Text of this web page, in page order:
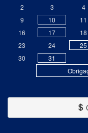
2
3 4
9
10 11
16
17 18
23
24 25
30
31